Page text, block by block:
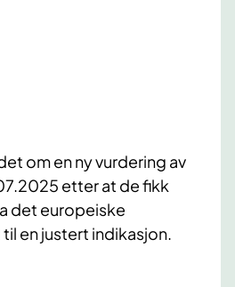
om en ny vurdering av
etter at de fikk
det europeiske
en justert indikasjon.